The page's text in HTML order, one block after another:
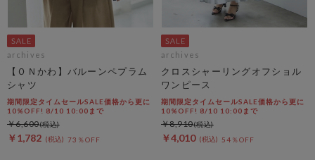
archives
【ＯＮかわ】バルーンペプラム
シャツ
期間限定タイムセールSALE価格から更に
10%OFF! 8/10 10:00まで
￥1,782 73％OFF
￥6,600
archives
クロスシャーリングオフショル
ワンピース
期間限定タイムセールSALE価格から更に
10%OFF! 8/10 10:00まで
￥4,010 54％OFF
￥8,910